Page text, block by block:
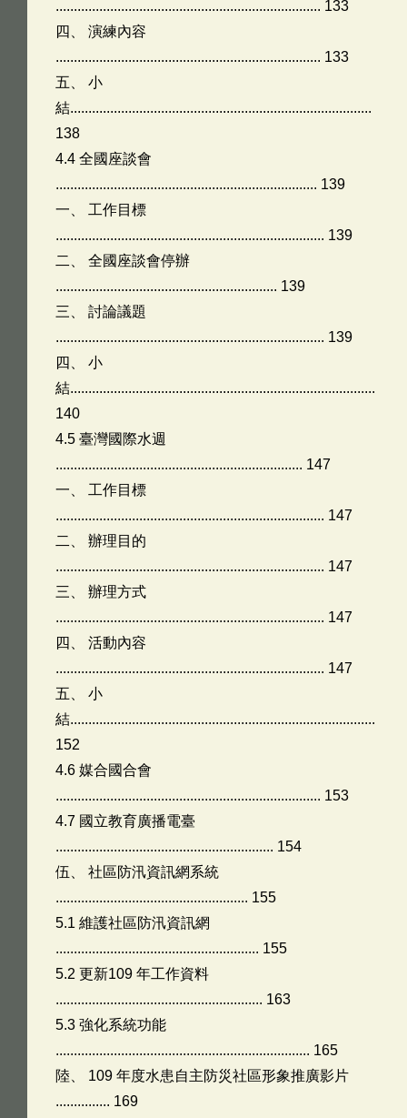
......................................................................... 133
四、 演練內容
......................................................................... 133
五、 小
結...................................................................................
138
4.4 全國座談會
........................................................................ 139
一、 工作目標
.......................................................................... 139
二、 全國座談會停辦
............................................................. 139
三、 討論議題
.......................................................................... 139
四、 小
結....................................................................................
140
4.5 臺灣國際水週
.................................................................... 147
一、 工作目標
.......................................................................... 147
二、 辦理目的
.......................................................................... 147
三、 辦理方式
.......................................................................... 147
四、 活動內容
.......................................................................... 147
五、 小
結....................................................................................
152
4.6 媒合國合會
......................................................................... 153
4.7 國立教育廣播電臺
............................................................ 154
伍、 社區防汛資訊網系統
..................................................... 155
5.1 維護社區防汛資訊網
........................................................ 155
5.2 更新109 年工作資料
......................................................... 163
5.3 強化系統功能
...................................................................... 165
陸、 109 年度水患自主防災社區形象推廣影片
............... 169